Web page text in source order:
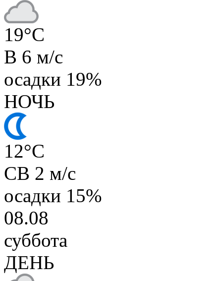
19°C
В 6 м/с
осадки 19%
НОЧЬ
12°C
СВ 2 м/с
осадки 15%
08.08
суббота
ДЕНЬ